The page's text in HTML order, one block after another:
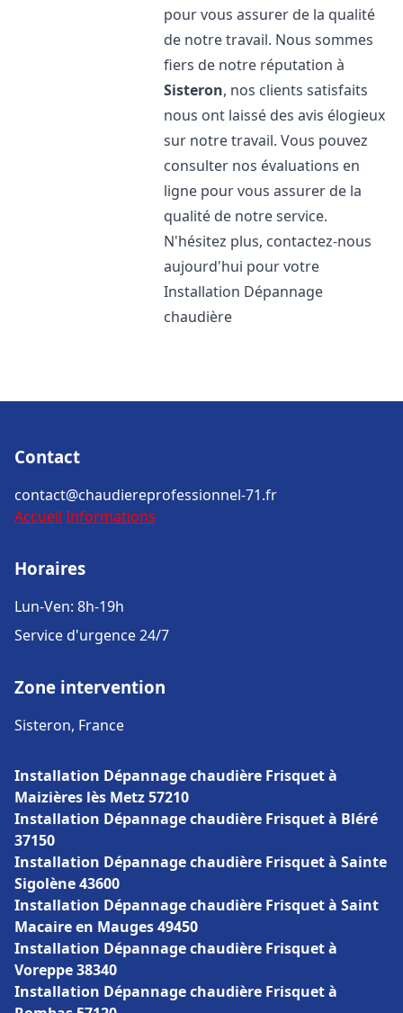
pour vous assurer de la qualité
de notre travail. Nous sommes
fiers de notre réputation à
Sisteron, nos clients satisfaits
nous ont laissé des avis élogieux
sur notre travail. Vous pouvez
consulter nos évaluations en
ligne pour vous assurer de la
qualité de notre service.
N'hésitez plus, contactez-nous
aujourd'hui pour votre
Installation Dépannage
chaudière
Contact
contact@chaudiereprofessionnel-71.fr
Accueil Informations
Horaires
Lun-Ven: 8h-19h
Service d'urgence 24/7
Zone intervention
Sisteron, France
Installation Dépannage chaudière Frisquet à
Maizières lès Metz 57210
Installation Dépannage chaudière Frisquet à Bléré
37150
Installation Dépannage chaudière Frisquet à Sainte
Sigolène 43600
Installation Dépannage chaudière Frisquet à Saint
Macaire en Mauges 49450
Installation Dépannage chaudière Frisquet à
Voreppe 38340
Installation Dépannage chaudière Frisquet à